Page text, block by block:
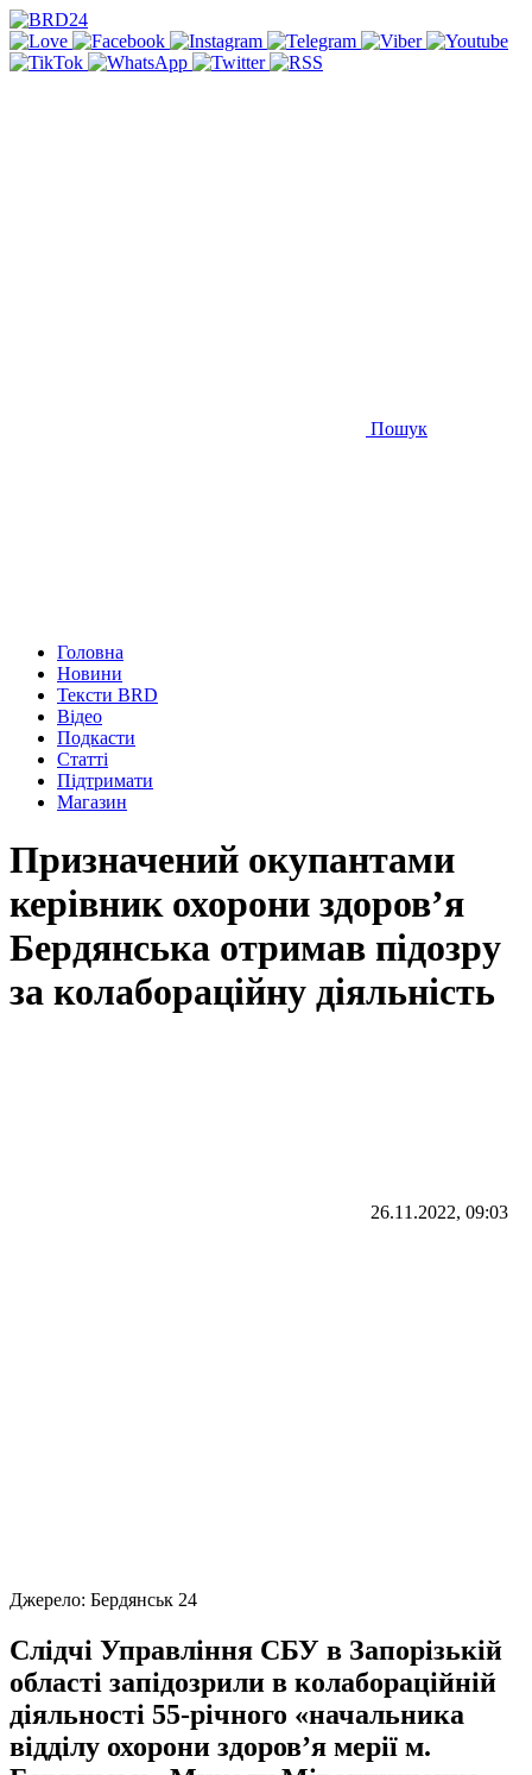
Пошук
Головна
Новини
Тексти BRD
Відео
Подкасти
Статті
Підтримати
Магазин
Призначений окупантами
керівник охорони здоров’я
Бердянська отримав підозру
за колабораційну діяльність
26.11.2022, 09:03
Джерело: Бердянськ 24
Слідчі Управління СБУ в Запорізькій
області запідозрили в колабораційній
діяльності 55-річного «начальника
відділу охорони здоров’я мерії м.